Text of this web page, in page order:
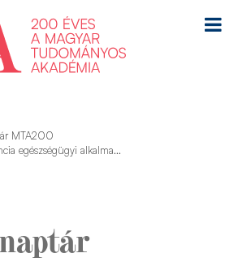
MTA200
egészségügyi alkalma...